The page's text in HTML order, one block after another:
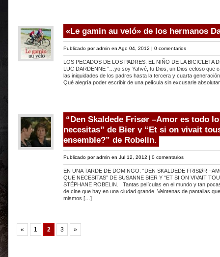
«Le gamin au veló» de los hermanos
Publicado poradmin en Ago 04, 2012 | 0 comentarios
LOS PECADOS DE LOS PADRES: EL NIÑO DE LA BICICLETA
LUC DARDENNE “…yo soy Yahvé, tu Dios, un Dios celoso que
las iniquidades de los padres hasta la tercera y cuarta
Qué alegría poder escribir de una película sin excusarle
“Den Skaldede Frisør –Amor es todo
necesitas” de Bier y “Et si on vivait
ensemble?” de Robelin.
Publicado poradmin en Jul 12, 2012 | 0 comentarios
EN UNA TARDE DE DOMINGO: “DEN SKALDEDE FRISØR
QUE NECESITAS” DE SUSANNE BIER Y “ET SI ON VIVAIT
STÉPHANE ROBELIN. Tantas películas en el mundo y tan
de cine que hay en una ciudad grande. Veintenas de pantallas
mismos […]
« 1 2 3 »